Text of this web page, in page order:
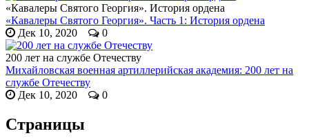
«Кавалеры Святого Георгия». История ордена
«Кавалеры Святого Георгия». Часть 1: История ордена
Дек 10, 2020
0
200 лет на службе Отечеству
Михайловская военная артиллерийская академия: 200 лет на
службе Отечеству
Дек 10, 2020
0
Страницы